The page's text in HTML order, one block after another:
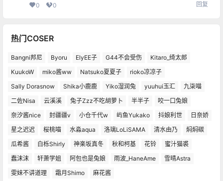
0 0 回复
热门COSER
Bangni邦尼 Byoru ElyEE子 G44不会受伤
Kitaro_绮太郎
KuukoW
miko酱ww Natsuko夏夏子
rioko凉凉子
Sally Dorasnow
Shika小鹿鹿 Yiko湿润兔 yuuhui玉汇
九柒喵
二佐Nisa
云溪溪 兔子Zzz不吃胡萝卜 半半子
咬一口兔娘
奈汐酱nice
封疆疆v 小仓千代w 屿鱼Yukako 抖娘利世
日奈娇
星之迟迟
桜桃喵 水淼aqua 洛璃LoLiSAMA 清水由乃
焖焖碳
瓜希酱
白栎Shirly 神楽坂真冬 秋和柯基 花铃
蜜汁猫裘
蠢沫沫
轩萧学姐 阿包也是兔娘 雨波_HaneAme
雪晴Astra
雯妹不讲道理
霜月Shimo 麻花酱